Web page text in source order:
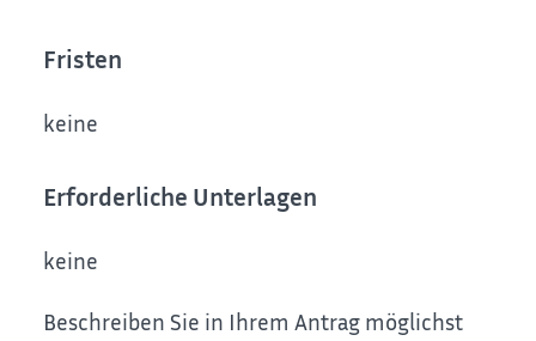
Fristen
keine
Erforderliche Unterlagen
keine
Beschreiben Sie in Ihrem Antrag möglichst